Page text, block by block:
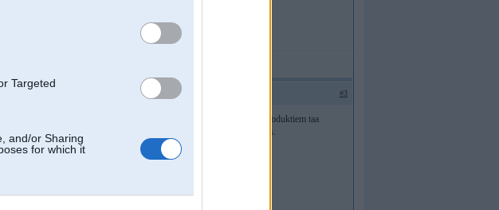
Targeted
and/or Sharing
for which it
#3
mehanismaa. tas ir jaaizjauc, jaaiztiira no mesliem un korozijas produktiem taa
kaa jauns, ja vien taas nav ar laiku "izeestas" un palikushas ovaalas.
auto staaveshanas
iekārtas.